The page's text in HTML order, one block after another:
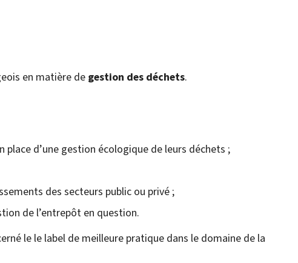
en matière de gestion des déchets.
d’une gestion écologique de leurs déchets ;
des secteurs public ou privé ;
de l’entrepôt en question.
le le label de meilleure pratique dans le domaine de la